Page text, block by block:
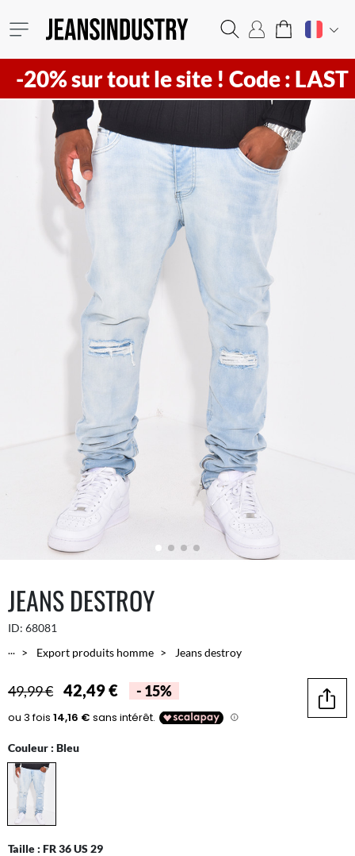
tout le site !Code : LAST20 !
JEANS DESTROY
ID: 68081
...
Export produits homme Jeans destroy
49,99 € 42,49 € - 15%
Couleur : Bleu
Taille : FR 36 US 29